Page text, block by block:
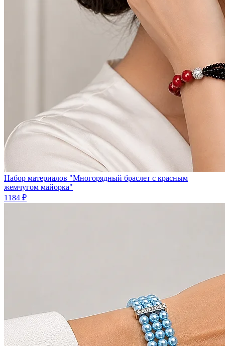
Набор материалов "Многорядный браслет с красным
жемчугом майорка"
1184 ₽